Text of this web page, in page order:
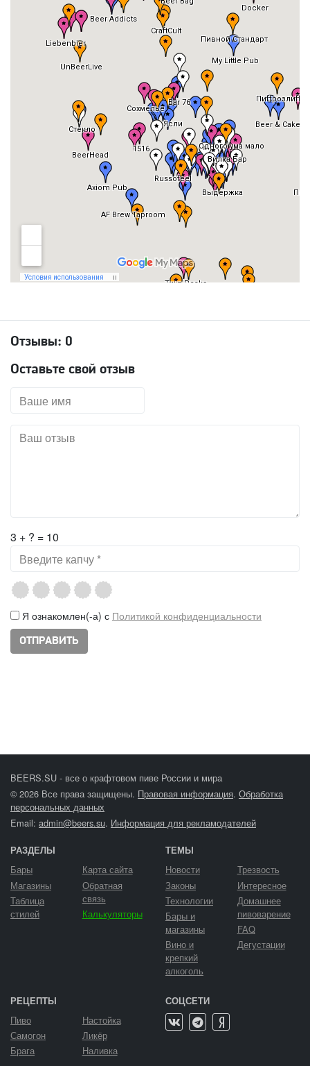
Отзывы: 0
Оставьте свой отзыв
3 + ? = 10
Я ознакомлен(-а) с Политикой конфиденциальности
BEERS.SU - все о крафтовом пиве России и мира
© 2026 Все права защищены. Правовая информация. Обработка
персональных данных
Email: admin@beers.su. Информация для рекламодателей
РАЗДЕЛЫ
Бары
Магазины
Таблица
стилей
Карта сайта
Обратная
связь
Калькуляторы
ТЕМЫ
Новости
Законы
Технологии
Бары и
магазины
Вино и
крепкий
алкоголь
Трезвость
Интересное
Домашнее
пивоварение
FAQ
Дегустации
РЕЦЕПТЫ
Пиво
Самогон
Брага
Настойка
Ликёр
Наливка
СОЦСЕТИ